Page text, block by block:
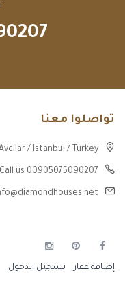
تواصلوا معنا
/ Istanbul / Turkey
Call us 00905075090207
إضافة عقار تسجيل الدخول